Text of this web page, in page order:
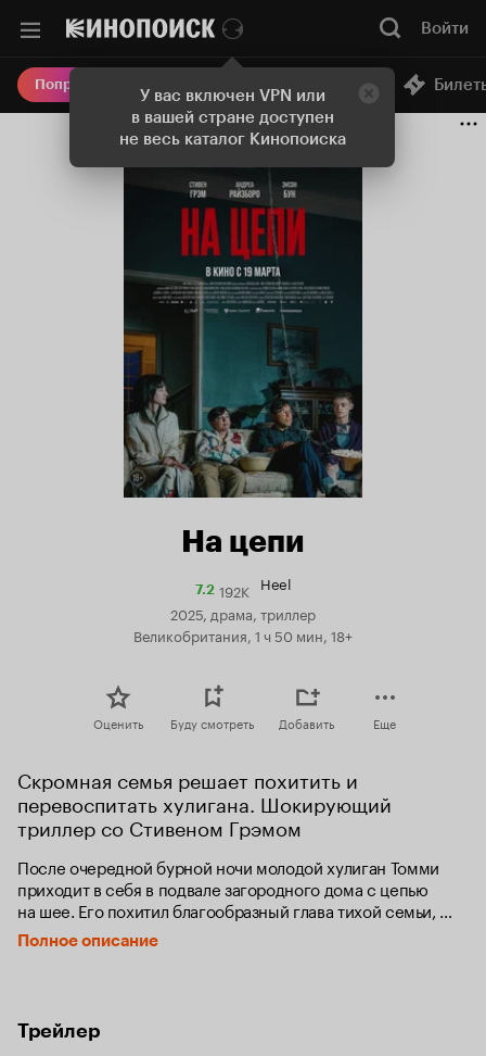
У вас включен VPN или
в вашей стране доступен
не весь каталог Кинопоиска
Войти
Попробовать Плюс Онлайн-кинотеатр
На цепи
7.2Рейтинг
7.2
192K Heel
2025, драма, триллер
Великобритания, 1 ч 50 мин, 18+
Оценить Буду смотреть Добавить Еще
Скромная семья решает похитить и
перевоспитать хулигана. Шокирующий
триллер со Стивеном Грэмом
После очередной бурной ночи молодой хулиган Томми
приходит в себя в подвале загородного дома с цепью
на шее. Его похитил благообразный глава тихой семьи,
чтобы сделать из него хорошего человека. Парень
пытается сбежать и сначала понимает только язык грубой
вид, то ли и впрямь смотреть на мир по-другому.
Полное описание
Трейлер